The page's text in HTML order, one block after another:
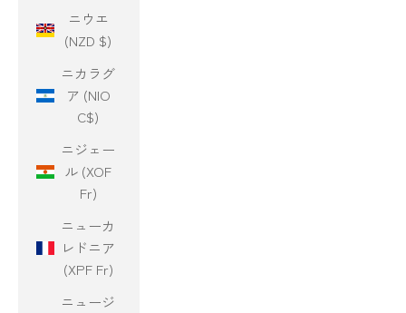
ニウエ
(NZD $)
ニカラグ
ア (NIO
C$)
ニジェー
ル (XOF
Fr)
ニューカ
レドニア
(XPF Fr)
ニュージ